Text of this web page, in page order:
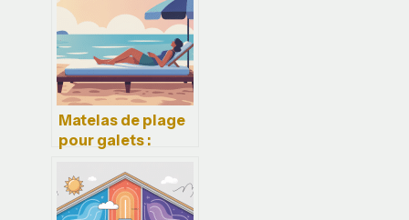
Matelas de plage
pour galets :
confortable et
résistant